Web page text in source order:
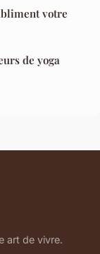
votre
de yoga
art de vivre.